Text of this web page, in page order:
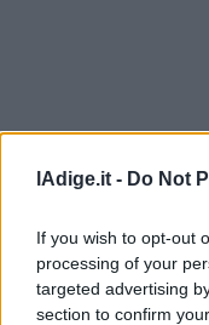
lAdige.it - Do Not
If you wish to opt-out
processing of your
targeted advertising
section to confirm
Bazar
Casa
Radio
Dolomiti